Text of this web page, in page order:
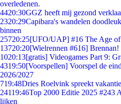
overledenen.
4420:30GGZ heeft mij gezond
2320:29Capibara's wandelen
binnen
25720:25[UFO/UAP] #16 The Age
13720:20[Wielrennen #616] Brennan!
1020:13[gratis] Videogames Part 9:
4319:50[Voorspellen] Voorspel de
2026/2027
719:48Dries Roelvink spreekt
24119:46Top 2000 Editie 2025 #243
lijken